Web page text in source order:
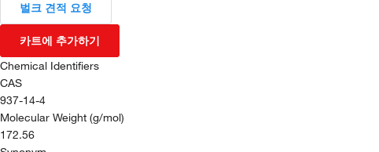
벌크 견적 요청
카트에 추가하기
Chemical Identifiers
CAS
937-14-4
Molecular Weight (g/mol)
172.56